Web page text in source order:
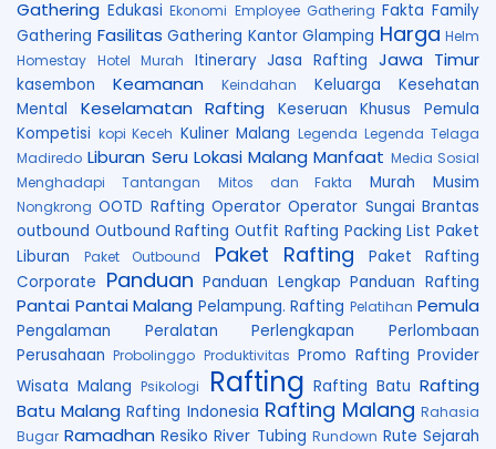
Gathering Edukasi Ekonomi Employee Gathering Fakta Family
Gathering Fasilitas Gathering Kantor Glamping Harga Helm
Homestay Hotel Murah Itinerary Jasa Rafting Jawa Timur
kasembon Keamanan Keindahan Keluarga
Kesehatan
Mental
Keselamatan Rafting Keseruan
Khusus Pemula
Kompetisi kopi Keceh Kuliner Malang Legenda Legenda Telaga
Madiredo Liburan Seru Lokasi Malang Manfaat Media Sosial
Menghadapi Tantangan
Mitos dan Fakta Murah Musim
Nongkrong OOTD Rafting Operator Operator Sungai Brantas
outbound Outbound Rafting Outfit Rafting Packing List Paket
Liburan
Paket Outbound Paket Rafting
Paket Rafting
Corporate Panduan Panduan Lengkap Panduan Rafting
Pantai Pantai Malang Pelampung. Rafting Pelatihan Pemula
Pengalaman Peralatan Perlengkapan
Perlombaan
Perusahaan Probolinggo Produktivitas Promo Rafting Provider
Wisata Malang Psikologi Rafting Rafting Batu Rafting
Batu Malang Rafting Indonesia Rafting Malang Rahasia
Bugar Ramadhan Resiko River Tubing Rundown Rute Sejarah